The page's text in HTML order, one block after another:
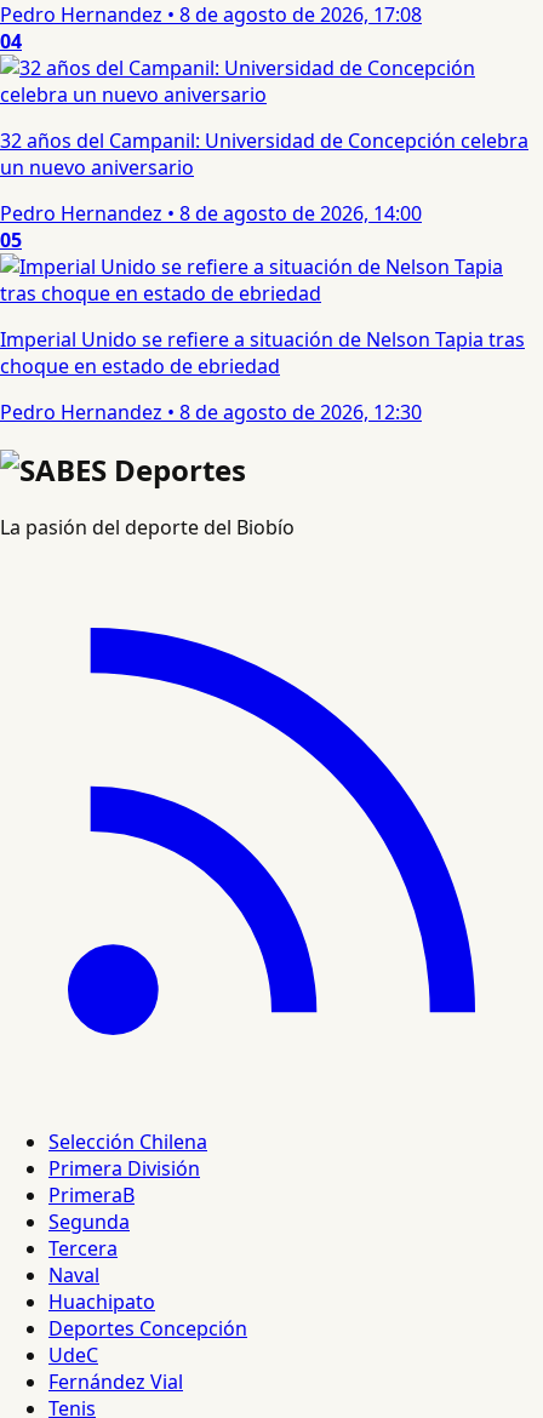
Pedro Hernandez • 8 de agosto de 2026, 17:08
04
32 años del Campanil: Universidad de Concepción celebra
un nuevo aniversario
Pedro Hernandez • 8 de agosto de 2026, 14:00
05
Imperial Unido se refiere a situación de Nelson Tapia tras
choque en estado de ebriedad
Pedro Hernandez • 8 de agosto de 2026, 12:30
La pasión del deporte del Biobío
Selección Chilena
Primera División
PrimeraB
Segunda
Tercera
Naval
Huachipato
Deportes Concepción
UdeC
Fernández Vial
Tenis